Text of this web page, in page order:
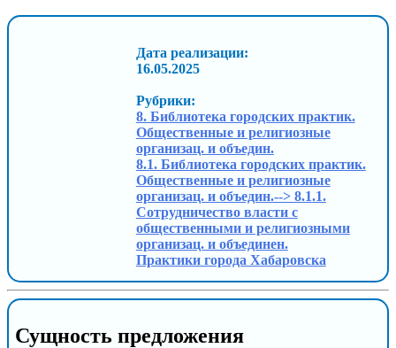
Дата реализации:
16.05.2025
Рубрики:
8. Библиотека городских практик.
Общественные и религиозные
организац. и объедин.
8.1. Библиотека городских практик.
Общественные и религиозные
организац. и объедин.--> 8.1.1.
Сотрудничество власти с
общественными и религиозными
организац. и объединен.
Практики города Хабаровска
Сущность предложения